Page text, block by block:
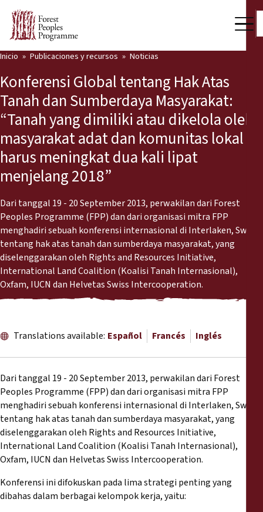
Quiénes somos
Sala de prensa
Apóyenos
Nuestro trabajo
Voces comunitarias
Socios y Países
Últimas noticias
Publicaciones y recursos
Back
Publicaciones y recursos
Noticias
Informes
Comunicados de prensa
Materiales de capacitación
Presentaciones legales
Declaraciones
Informes anuales
Inicio Publicaciones y recursos Noticias
Konferensi Global tentang Hak Atas
Tanah dan Sumberdaya Masyarakat:
“Tanah yang dimiliki atau dikelola oleh
masyarakat adat dan komunitas lokal
harus meningkat dua kali lipat
menjelang 2018”
Dari tanggal 19 - 20 September 2013, perwakilan dari Forest
Peoples Programme (FPP) dan dari organisasi mitra FPP
menghadiri sebuah konferensi internasional di Interlaken, Swiss,
tentang hak atas tanah dan sumberdaya masyarakat, yang
diselenggarakan oleh Rights and Resources Initiative,
International Land Coalition (Koalisi Tanah Internasional),
Oxfam, IUCN dan Helvetas Swiss Intercooperation.
Translations available: Español Francés Inglés
Dari tanggal 19 - 20 September 2013, perwakilan dari Forest
Peoples Programme (FPP) dan dari organisasi mitra FPP
menghadiri sebuah konferensi internasional di Interlaken, Swiss,
tentang hak atas tanah dan sumberdaya masyarakat, yang
diselenggarakan oleh Rights and Resources Initiative,
International Land Coalition (Koalisi Tanah Internasional),
Oxfam, IUCN dan Helvetas Swiss Intercooperation.
Konferensi ini difokuskan pada lima strategi penting yang
dibahas dalam berbagai kelompok kerja, yaitu: